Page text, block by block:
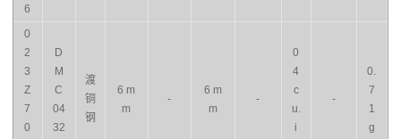
6
0
2
3
Z
7
0
D
M
C
04
32
渡
铜
钢
6 m
m
-
6 m
m
-
0
4
c
u.
i
-
0.
7
1
g